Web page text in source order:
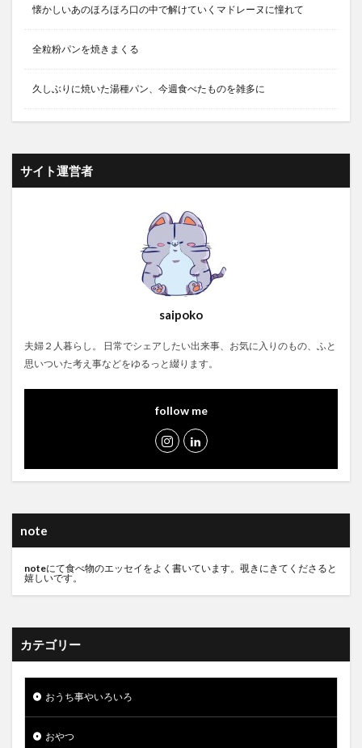
懐かしいあのほろほろ口の中で解けていくマドレーヌに憧れて
全粒粉パンを焼きまくる
久しぶりに焼いた湯種パン、今週食べたものを雑多に
サイト運営者
saipoko
夫婦２人暮らし。 日常でシェアしたい出来事、お気に入りのもの、ふと
思いついた考え事などをゆるっと綴ります。
follow me
note
noteにて食べ物のエッセイをよく書いています。覗きにきてくださると
嬉しいです。
カテゴリー
おうち事やいろいろ
おやつ